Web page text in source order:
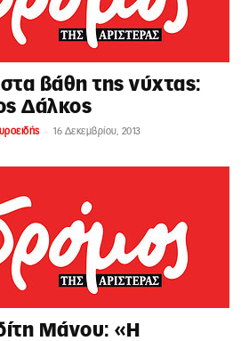
στα βάθη της νύχτας:
Δάλκος
- 16 Δεκεμβρίου, 2013
Μάνου: «Η